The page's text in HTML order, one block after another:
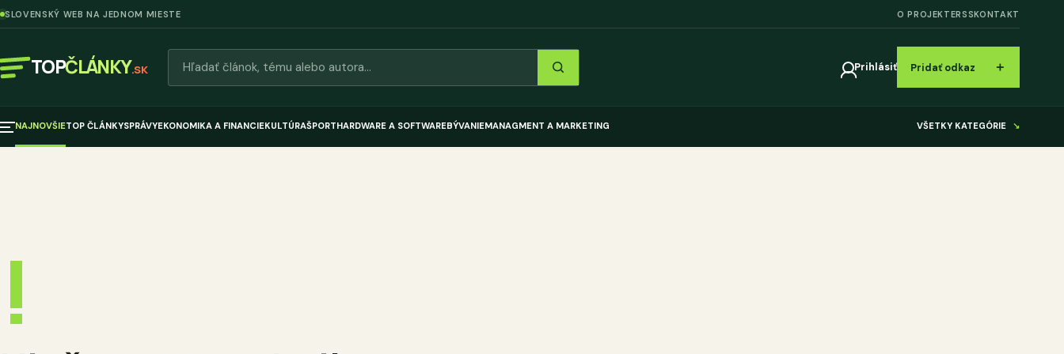
SLOVENSKÝ WEB NA JEDNOM MIESTE O PROJEKTERSSKONTAKT
TOPČLÁNKY.SK Prihlásiť Pridať odkaz ＋
NAJNOVŠIETOP ČLÁNKYSPRÁVYEKONOMIKA A FINANCIEKULTÚRAŠPORTHARDWARE A SOFTWAREBÝVANIEMANAGMENT A MARKETING VŠETKY KATEGÓRIE ↘
!